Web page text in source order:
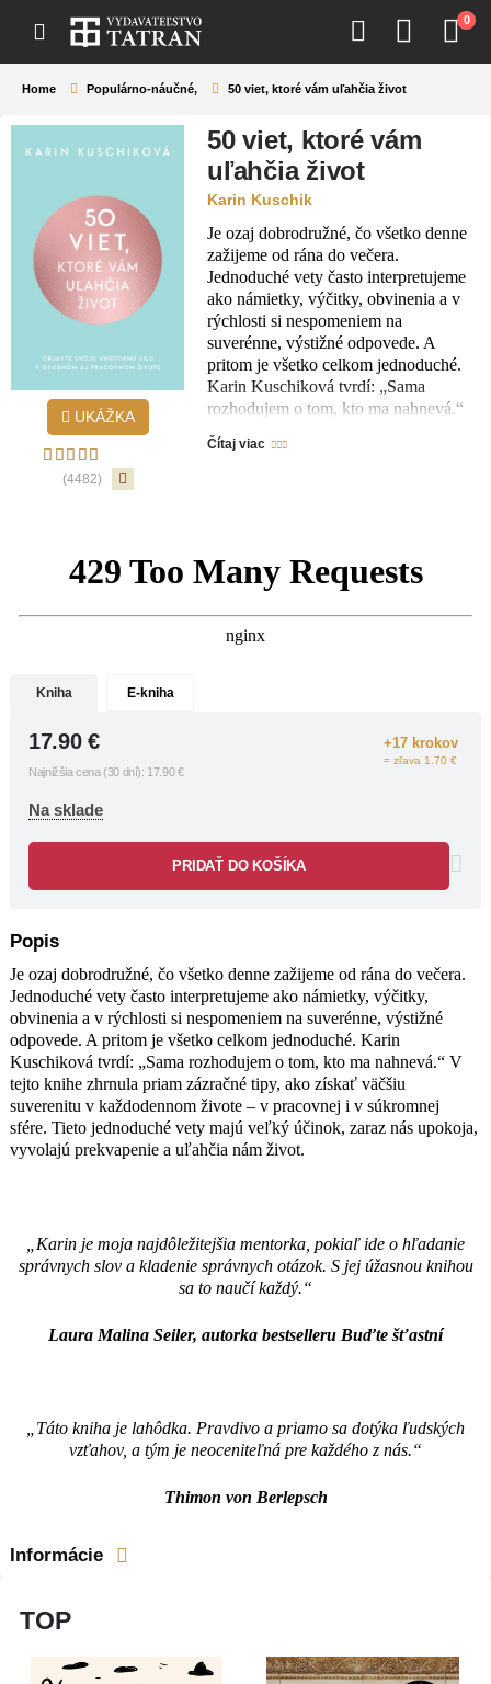
0
Home Populárno-náučné, 50 viet, ktoré vám uľahčia život
UKÁŽKA
(4482)
50 viet, ktoré vám
uľahčia život
Karin Kuschik
Je ozaj dobrodružné, čo všetko denne
zažijeme od rána do večera.
Jednoduché vety často interpretujeme
ako námietky, výčitky, obvinenia a v
rýchlosti si nespomeniem na
suverénne, výstižné odpovede. A
pritom je všetko celkom jednoduché.
Karin Kuschiková tvrdí: „Sama
rozhodujem o tom, kto ma nahnevá.“
tipy, ako získať väčšiu suverenitu v
život.
mentorka, pokiaľ ide o hľadanie
správnych slov a kladenie správnych
bestselleru Buďte šťastní
nás.“
Thimon von Berlepsch
Čítaj viac
Kniha E-kniha
+17 krokov
= zľava 1.70 €
17.90 €
Najnižšia cena (30 dní): 17.90 €
Na sklade
PRIDAŤ DO KOŠÍKA
Popis
Je ozaj dobrodružné, čo všetko denne zažijeme od rána do večera.
Jednoduché vety často interpretujeme ako námietky, výčitky,
obvinenia a v rýchlosti si nespomeniem na suverénne, výstižné
odpovede. A pritom je všetko celkom jednoduché. Karin
Kuschiková tvrdí: „Sama rozhodujem o tom, kto ma nahnevá.“ V
tejto knihe zhrnula priam zázračné tipy, ako získať väčšiu
suverenitu v každodennom živote – v pracovnej i v súkromnej
sfére. Tieto jednoduché vety majú veľký účinok, zaraz nás upokoja,
vyvolajú prekvapenie a uľahčia nám život.
„Karin je moja najdôležitejšia mentorka, pokiaľ ide o hľadanie
správnych slov a kladenie správnych otázok. S jej úžasnou knihou
sa to naučí každý.“
Laura Malina Seiler, autorka bestselleru Buďte šťastní
„Táto kniha je lahôdka. Pravdivo a priamo sa dotýka ľudských
vzťahov, a tým je neoceniteľná pre každého z nás.“
Thimon von Berlepsch
Informácie
TOP